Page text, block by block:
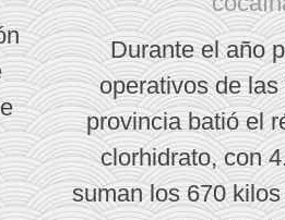
Durante el año
operativos de
provincia batió el
clorhidrato, con
suman los 670